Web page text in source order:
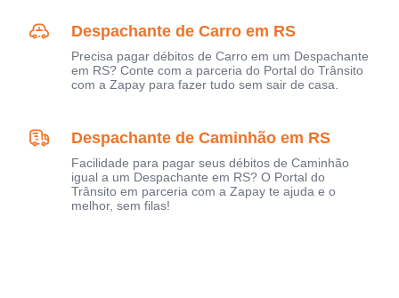
Despachante de Carro em RS
Precisa pagar débitos de Carro em um Despachante
em RS? Conte com a parceria do Portal do Trânsito
com a Zapay para fazer tudo sem sair de casa.
Despachante de Caminhão em RS
Facilidade para pagar seus débitos de Caminhão
igual a um Despachante em RS? O Portal do
Trânsito em parceria com a Zapay te ajuda e o
melhor, sem filas!